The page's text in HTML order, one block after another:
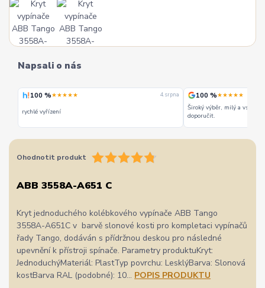
Napsali o nás
100 %★★★★★ 4. srpna
rychlé vyřízení
100 %★★★★★
Široký výběr, milý a
doporučit.
Ohodnotit produkt
ABB 3558A-A651 C
Kryt jednoduchého kolébkového vypínače ABB Tango
3558A-A651C v barvě slonové kosti pro kompletaci vypínačů
řady Tango, dodáván s přídržnou deskou pro následné
upevnění k přístroji spínače. Parametry produktuKryt:
JednoduchýMateriál: PlastTyp povrchu: LesklýBarva: Slonová
kostBarva RAL (podobné): 10... POPIS PRODUKTU